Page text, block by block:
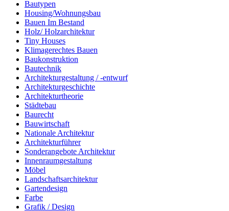
Bautypen
Housing/Wohnungsbau
Bauen Im Bestand
Holz/ Holzarchitektur
Tiny Houses
Klimagerechtes Bauen
Baukonstruktion
Bautechnik
Architekturgestaltung / -entwurf
Architekturgeschichte
Architekturtheorie
Städtebau
Baurecht
Bauwirtschaft
Nationale Architektur
Architekturführer
Sonderangebote Architektur
Innenraumgestaltung
Möbel
Landschaftsarchitektur
Gartendesign
Farbe
Grafik / Design